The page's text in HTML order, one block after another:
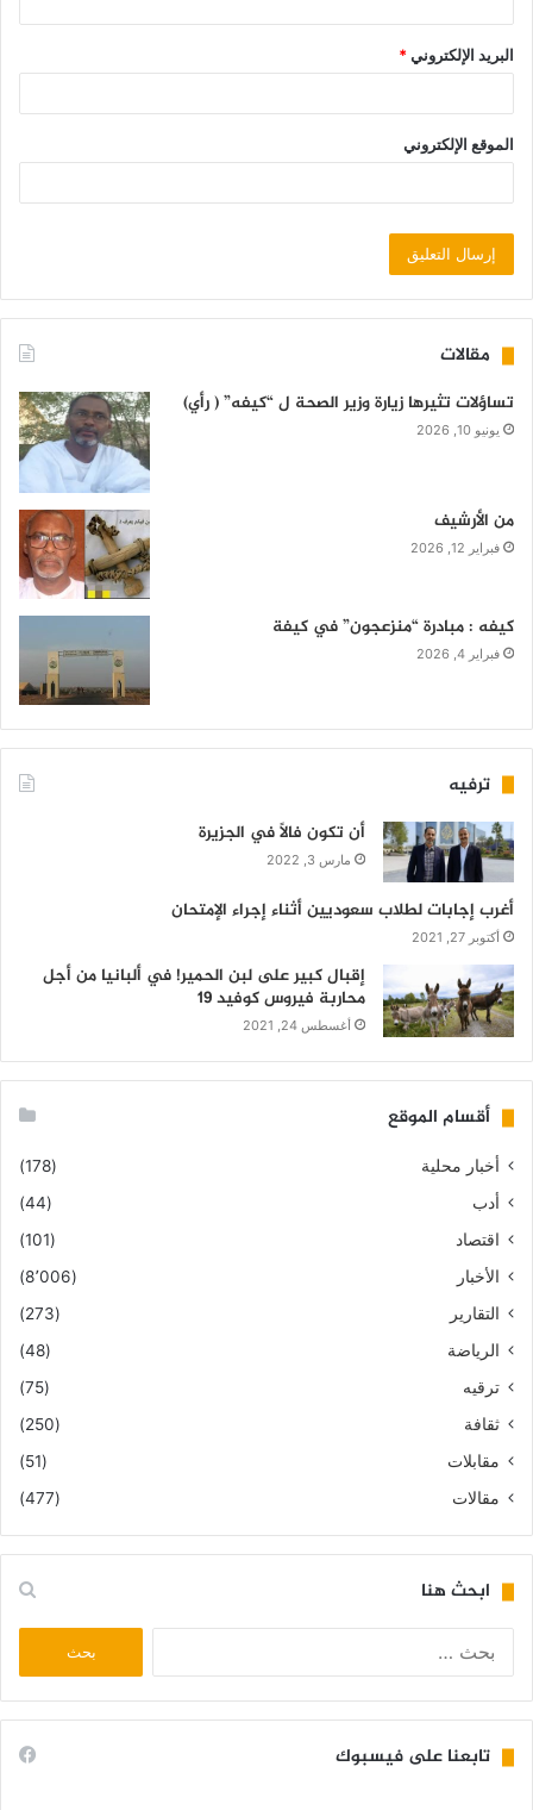
البريد الإلكتروني*
الموقع الإلكتروني
مقالات
تساؤلات تثيرها زيارة وزير الصحة ل “كيفه” ( رأي)
يونيو 10, 2026
من الأرشيف
فبراير 12, 2026
كيفه : مبادرة “منزعجون” في كيفة
فبراير 4, 2026
ترفيه
أن تكون فالاً في الجزيرة
مارس 3, 2022
أغرب إجابات لطلاب سعوديين أثناء إجراء الإمتحان
أكتوبر 27, 2021
إقبال كبير على لبن الحمير! في ألبانيا من أجل
محاربة فيروس كوفيد 19
أغسطس 24, 2021
أقسام الموقع
أخبار محلية
(178)
أدب
(44)
اقتصاد
(101)
الأخبار
(8٬006)
التقارير
(273)
الرياضة
(48)
ترقيه
(75)
ثقافة
(250)
مقابلات
(51)
مقالات
(477)
ابحث هنا
تابعنا على فيسبوك